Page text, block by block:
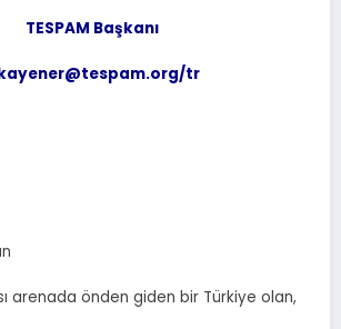
TESPAM Başkanı
tr
arenada önden giden bir Türkiye olan,